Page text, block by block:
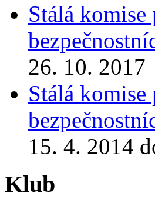
Stálá
26. 10. 2017
Stálá
15. 4. 2014
Klub